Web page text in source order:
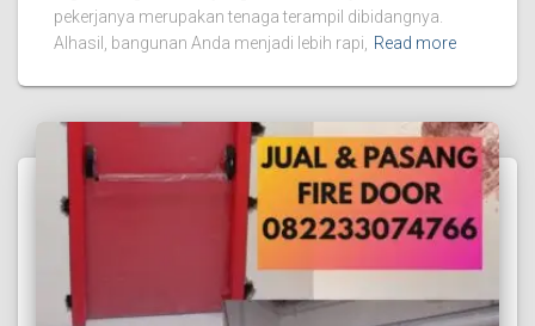
pekerjanya merupakan tenaga terampil dibidangnya.
Alhasil, bangunan Anda menjadi lebih rapi, Read more